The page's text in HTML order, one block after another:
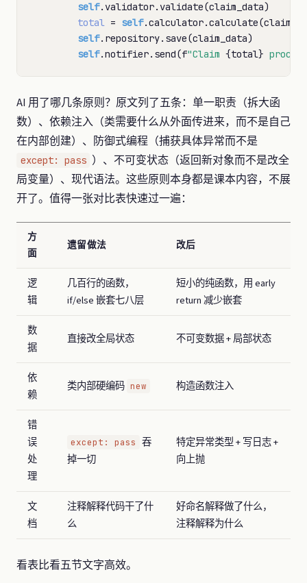
self.validator.validate(claim_data)
total = self
self.repository.save(claim_data)
self.notifier.send(f"Claim {total}
AI 用了哪几条原则？原文列了五条：单一职责（拆大函
数）、依赖注入（类需要什么从外面传进来，而不是自己
在内部创建）、防御式编程（捕获具体异常而不是
except: pass ）、不可变状态（返回新对象而不是改全
局变量）、现代语法。这些原则本身都是课本内容，不展
开了。值得一张对比表快速过一遍：
方
面
遗留做法 改后
逻
辑
几百行的函数，
if/else 嵌套七八层
短小的纯函数，用 early
return 减少嵌套
数
据
直接改全局状态 不可变数据 + 局部状态
依
赖
类内部硬编码 new 构造函数注入
错
误
处
理
except: pass 吞
掉一切
特定异常类型 + 写日志 +
向上抛
文
档
注释解释代码干了什
么
好命名解释做了什么，
注释解释为什么
看表比看五节文字高效。